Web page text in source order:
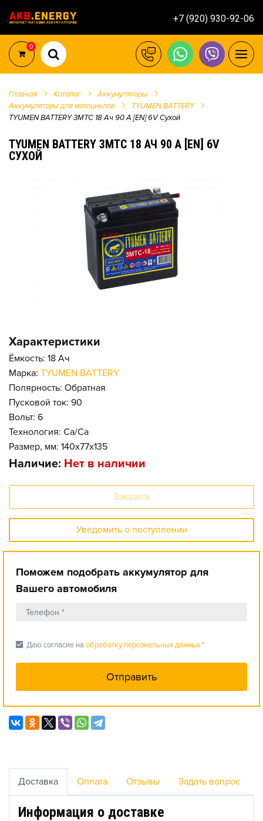
+7 (920) 930-92-06
0
Главная Каталог
Аккумуляторы
Аккумуляторы для мотоциклов
TYUMEN BATTERY
TYUMEN BATTERY 3МТС 18 Ач 90 A [EN] 6V Сухой
TYUMEN BATTERY 3МТС 18 АЧ 90 A [EN] 6V
СУХОЙ
Характеристики
Ёмкость: 18 Ач
Марка: TYUMEN BATTERY
Полярность: Обратная
Пусковой ток: 90
Вольт: 6
Технология: Ca/Ca
Размер, мм: 140x77x135
Наличие: Нет в наличии
Заказать
Уведомить о поступлении
Поможем подобрать аккумулятор для
Вашего автомобиля
check_box Даю согласие на обработку персональных данных*
Доставка Оплата Отзывы Задать вопрос
Информация о доставке